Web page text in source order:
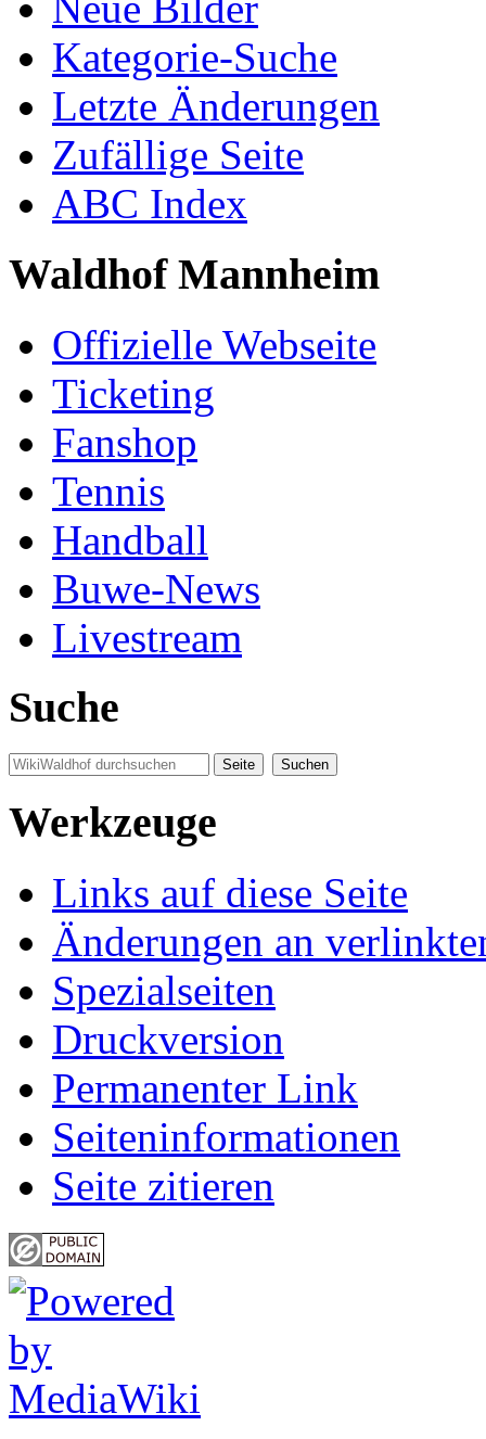
Kategorie-Suche
Letzte Änderungen
Zufällige Seite
ABC Index
Waldhof Mannheim
Offizielle Webseite
Ticketing
Fanshop
Tennis
Handball
Buwe-News
Livestream
Suche
Werkzeuge
Links auf diese Seite
Änderungen an
Spezialseiten
Druckversion
Permanenter Link
Seiten­informationen
Seite zitieren